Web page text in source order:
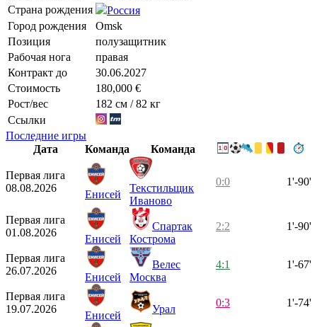
Страна рождения
Россия
Город рождения
Omsk
Позиция
полузащитник
Рабочая нога
правая
Контракт до
30.06.2027
Стоимость
180,000 €
Рост/вес
182 см / 82 кг
Ссылки
Последние игры
Дата
Команда Команда
Первая лига
08.08.2026
Енисей
Текстильщик
Иваново
0:0 1'-90'
Первая лига
01.08.2026
Енисей
Спартак
Кострома
2:2 1'-90'
Первая лига
26.07.2026
Енисей
Велес
Москва
4:1 1'-67'
Первая лига
19.07.2026
Енисей
Урал
0:3 1'-74'